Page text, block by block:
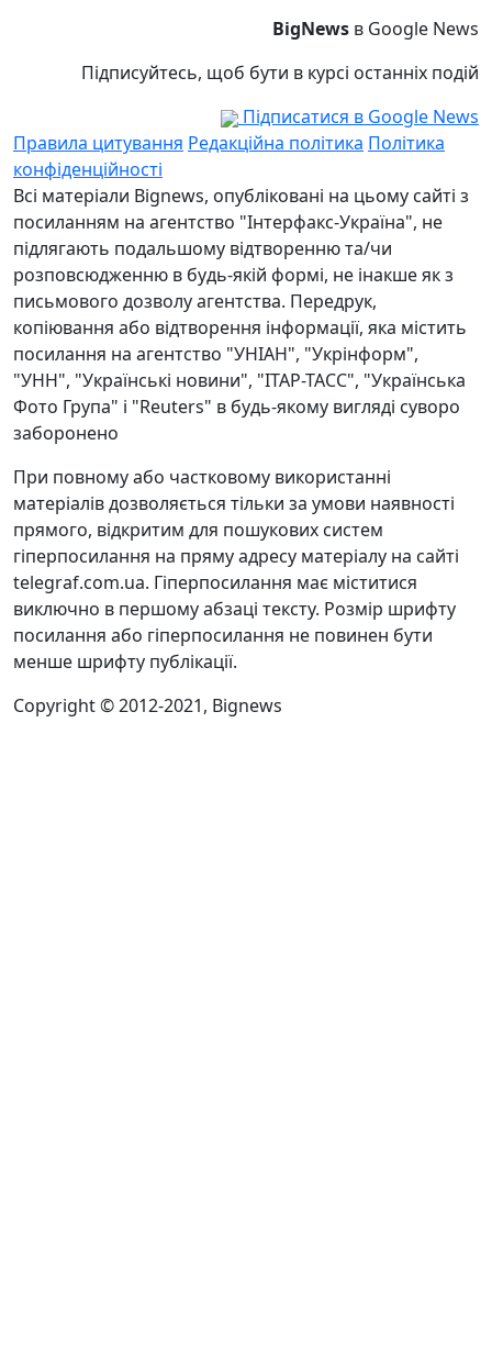
BigNews в Google News
Підписуйтесь, щоб бути в курсі останніх подій
Підписатися в Google News
Правила цитування Редакційна політика Політика
конфіденційності
Всі матеріали Bignews, опубліковані на цьому сайті з
посиланням на агентство "Інтерфакс-Україна", не
підлягають подальшому відтворенню та/чи
розповсюдженню в будь-якій формі, не інакше як з
письмового дозволу агентства. Передрук,
копіювання або відтворення інформації, яка містить
посилання на агентство "УНІАН", "Укрінформ",
"УНН", "Українські новини", "ІТАР-ТАСС", "Українська
Фото Група" і "Reuters" в будь-якому вигляді суворо
заборонено
При повному або частковому використанні
матеріалів дозволяється тільки за умови наявності
прямого, відкритим для пошукових систем
гіперпосилання на пряму адресу матеріалу на сайті
telegraf.com.ua. Гіперпосилання має міститися
виключно в першому абзаці тексту. Розмір шрифту
посилання або гіперпосилання не повинен бути
менше шрифту публікації.
Copyright © 2012-2021, Bignews